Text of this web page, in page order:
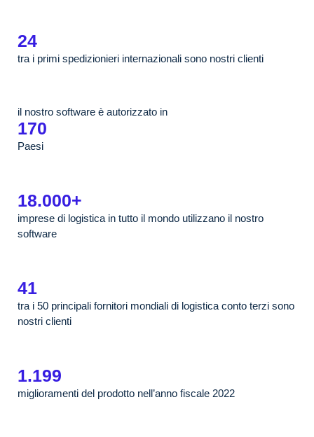
24
tra i primi spedizionieri internazionali sono nostri clienti
il nostro software è autorizzato in
170
Paesi
18.000+
imprese di logistica in tutto il mondo utilizzano il nostro
software
41
tra i 50 principali fornitori mondiali di logistica conto terzi sono
nostri clienti
1.199
miglioramenti del prodotto nell’anno fiscale 2022